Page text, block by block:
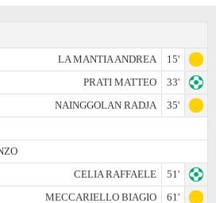
LA MANTIA ANDREA
15'
PRATI MATTEO
33'
NAINGGOLAN RADJA
35'
CELIA RAFFAELE
51'
MECCARIELLO BIAGIO
61'